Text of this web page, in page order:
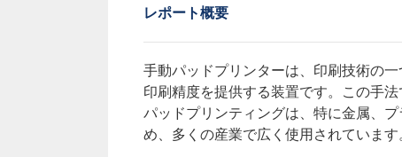
レポート概要
手動パッドプリンターは、印刷技術の
印刷精度を提供する装置です。この手
パッドプリンティングは、特に金属、
め、多くの産業で広く使用されています